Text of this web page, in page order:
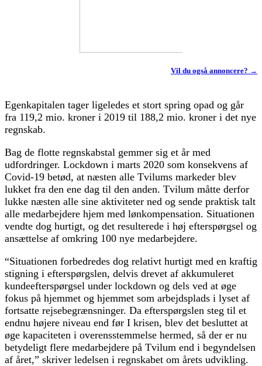
Vil du også annoncere? →
Egenkapitalen tager ligeledes et stort spring opad og går
fra 119,2 mio. kroner i 2019 til 188,2 mio. kroner i det nye
regnskab.
Bag de flotte regnskabstal gemmer sig et år med
udfordringer. Lockdown i marts 2020 som konsekvens af
Covid-19 betød, at næsten alle Tvilums markeder blev
lukket fra den ene dag til den anden. Tvilum måtte derfor
lukke næsten alle sine aktiviteter ned og sende praktisk talt
alle medarbejdere hjem med lønkompensation. Situationen
vendte dog hurtigt, og det resulterede i høj efterspørgsel og
ansættelse af omkring 100 nye medarbejdere.
“Situationen forbedredes dog relativt hurtigt med en kraftig
stigning i efterspørgslen, delvis drevet af akkumuleret
kundeefterspørgsel under lockdown og dels ved at øge
fokus på hjemmet og hjemmet som arbejdsplads i lyset af
fortsatte rejsebegrænsninger. Da efterspørgslen steg til et
endnu højere niveau end før I krisen, blev det besluttet at
øge kapaciteten i overensstemmelse hermed, så der er nu
betydeligt flere medarbejdere på Tvilum end i begyndelsen
af ​​året,” skriver ledelsen i regnskabet om årets udvikling.